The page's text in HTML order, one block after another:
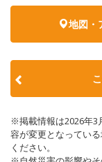
地図・
※掲載情報は2026年3
容が変更となってい
ください。